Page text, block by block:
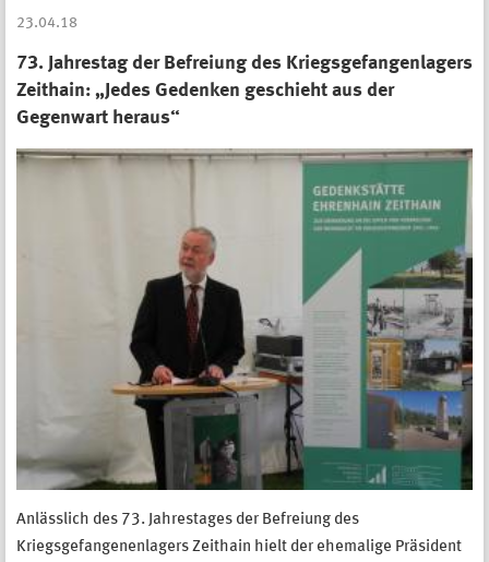
23.04.18
73. Jahrestag der Befreiung des Kriegsgefangenlagers
Zeithain: „Jedes Gedenken geschieht aus der
Gegenwart heraus“
Anlässlich des 73. Jahrestages der Befreiung des
Kriegsgefangenenlagers Zeithain hielt der ehemalige Präsident